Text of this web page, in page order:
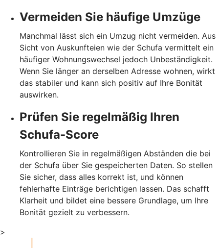
Vermeiden Sie häufige Umzüge
Manchmal lässt sich ein Umzug nicht vermeiden. Aus
Sicht von Auskunfteien wie der Schufa vermittelt ein
häufiger Wohnungswechsel jedoch Unbeständigkeit.
Wenn Sie länger an derselben Adresse wohnen, wirkt
das stabiler und kann sich positiv auf Ihre Bonität
auswirken.
Prüfen Sie regelmäßig Ihren
Schufa-Score
Kontrollieren Sie in regelmäßigen Abständen die bei
der Schufa über Sie gespeicherten Daten. So stellen
Sie sicher, dass alles korrekt ist, und können
fehlerhafte Einträge berichtigen lassen. Das schafft
Klarheit und bildet eine bessere Grundlage, um Ihre
Bonität gezielt zu verbessern.
>